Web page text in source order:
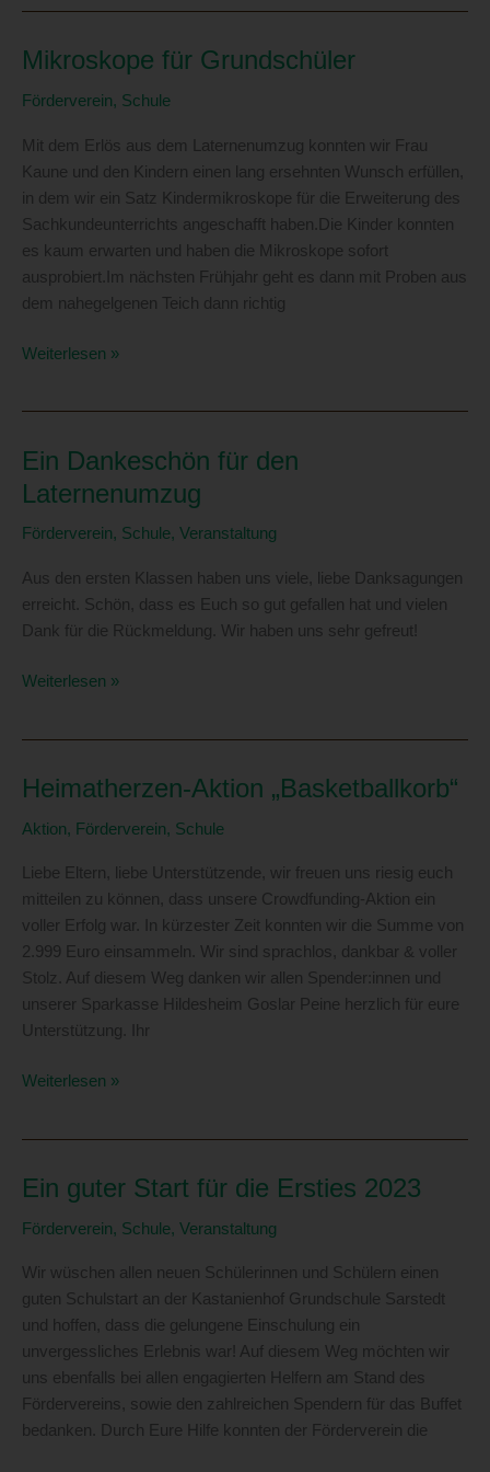
Kastanienhof
06.04.2024
Mikroskope für Grundschüler
Förderverein, Schule
Mit dem Erlös aus dem Laternenumzug konnten wir Frau
Kaune und den Kindern einen lang ersehnten Wunsch erfüllen,
in dem wir ein Satz Kindermikroskope für die Erweiterung des
Sachkundeunterrichts angeschafft haben.Die Kinder konnten
es kaum erwarten und haben die Mikroskope sofort
ausprobiert.Im nächsten Frühjahr geht es dann mit Proben aus
dem nahegelgenen Teich dann richtig
Mikroskope
Weiterlesen »
Ein Dankeschön für den
Laternenumzug
Förderverein, Schule, Veranstaltung
Aus den ersten Klassen haben uns viele, liebe Danksagungen
erreicht. Schön, dass es Euch so gut gefallen hat und vielen
Dank für die Rückmeldung. Wir haben uns sehr gefreut!
Ein
Laternenumzug
Weiterlesen »
Heimatherzen-Aktion „Basketballkorb“
Aktion, Förderverein, Schule
Liebe Eltern, liebe Unterstützende, wir freuen uns riesig euch
mitteilen zu können, dass unsere Crowdfunding-Aktion ein
voller Erfolg war. In kürzester Zeit konnten wir die Summe von
2.999 Euro einsammeln. Wir sind sprachlos, dankbar & voller
Stolz. Auf diesem Weg danken wir allen Spender:innen und
unserer Sparkasse Hildesheim Goslar Peine herzlich für eure
Unterstützung. Ihr
Heimatherzen-
Weiterlesen »
Ein guter Start für die Ersties 2023
Förderverein, Schule, Veranstaltung
Wir wüschen allen neuen Schülerinnen und Schülern einen
guten Schulstart an der Kastanienhof Grundschule Sarstedt
und hoffen, dass die gelungene Einschulung ein
unvergessliches Erlebnis war! Auf diesem Weg möchten wir
uns ebenfalls bei allen engagierten Helfern am Stand des
Fördervereins, sowie den zahlreichen Spendern für das Buffet
bedanken. Durch Eure Hilfe konnten der Förderverein die
Verarbeitung von personenbezogenen Daten entscheidet.
Unionsrecht oder das Recht der Mitgliedstaaten
beziehungsweise können die bestimmten Kriterien seiner
Mitgliedstaaten vorgesehen werden.
h) Auftragsverarbeiter
Auftragsverarbeiter ist eine natürliche oder juristische
Person, Behörde, Einrichtung oder andere Stelle, die
personenbezogene Daten im Auftrag des
Verantwortlichen verarbeitet.
personenbezogene Daten offengelegt werden,
handelt oder nicht. Behörden, die im Rahmen eines
bestimmten Untersuchungsauftrags nach dem
Unionsrecht oder dem Recht der Mitgliedstaaten
möglicherweise personenbezogene Daten erhalten,
j) Dritter
Dritter ist eine natürliche oder juristische Person,
betroffenen Person, dem Verantwortlichen, dem
personenbezogenen Daten zu verarbeiten.
für den bestimmten Fall in informierter Weise und
unmissverständlich abgegebene Willensbekundung in
Form einer Erklärung oder einer sonstigen eindeutigen
bestätigenden Handlung, mit der die betroffene Person
zu verstehen gibt, dass sie mit der Verarbeitung der sie
betreffenden personenbezogenen Daten einverstanden
Name und Anschrift des für die
geltenden Datenschutzgesetze und anderer Bestimmungen mit
datenschutzrechtlichem Charakter ist:
Grundschule Kastanienhof Sarstedt
Michael Emmerich
Friedrich-Ludwig-Jahn-Straße 16
31157 Sarstedt - Deutschland